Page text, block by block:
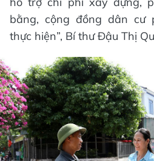
bằng, cộng đồng dân cư
thực hiện”, Bí thư Đậu Thị